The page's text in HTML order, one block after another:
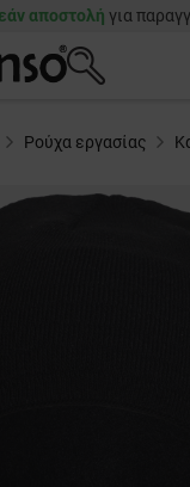
αποστολή για
Ρούχα εργασίας